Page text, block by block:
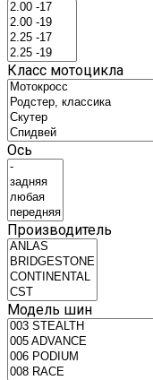
Класс мотоцикла
Ось
Производитель
Модель шин